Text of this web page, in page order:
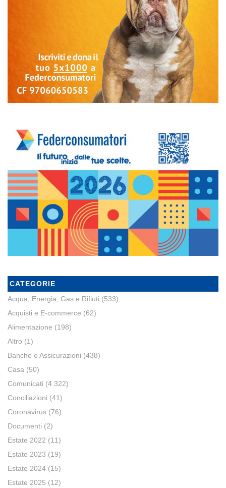
CATEGORIE
Acqua, Energia, Gas e Rifiuti (533)
Acquisti e E-commerce (62)
Alimentazione (198)
Altro (1)
Banche e Assicurazioni (438)
Casa (50)
Comunicati (4.322)
Conciliazioni (41)
Coronavirus (76)
Documenti (2)
Estate 2022 (11)
Estate 2023 (19)
Estate 2024 (15)
Estate 2025 (12)